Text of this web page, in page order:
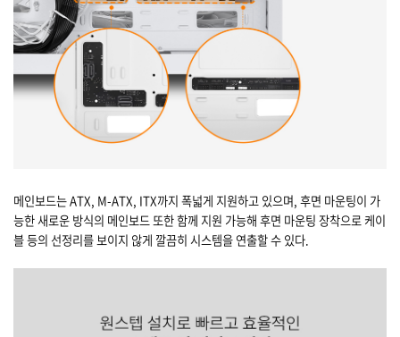
메인보드는 ATX, M-ATX, ITX까지 폭넓게 지원하고 있으며, 후면 마운팅이 가
능한 새로운 방식의 메인보드 또한 함께 지원 가능해 후면 마운팅 장착으로 케이
블 등의 선정리를 보이지 않게 깔끔히 시스템을 연출할 수 있다.